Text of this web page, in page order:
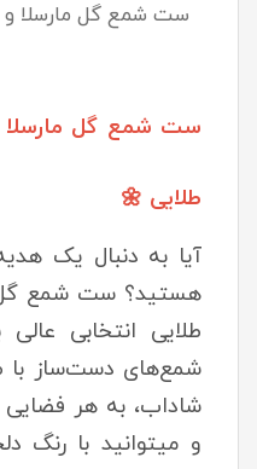
ست شمع گل مارسلا و
ست شمع گل مارسلا
طلایی 🌼
آیا به دنبال یک
هستید؟ ست شمع گل
طلایی انتخابی
شمع‌های دست‌ساز با
شاداب، به هر
و میتوانید با رنگ